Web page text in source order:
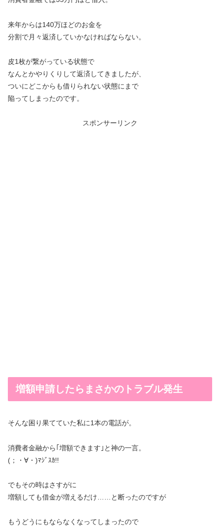
来年からは140万ほどのお金を
分割で月々返済していかなければならない。
皮1枚が繋がっている状態で
なんとかやりくりして返済してきましたが、
ついにどこからも借りられない状態にまで
陥ってしまったのです。
スポンサーリンク
増額申請したらまさかのトラブル発生
そんな困り果てていた私に1本の電話が。
消費者金融から｢増額できます｣と神の一言。
(；・∀・)ﾏｼﾞｽｶ!!
でもその時はさすがに
増額しても借金が増えるだけ……と断ったのですが
もうどうにもならなくなってしまったので